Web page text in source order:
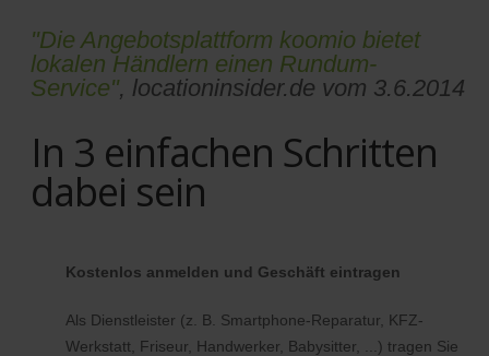
"Die Angebotsplattform koomio bietet
lokalen Händlern einen Rundum-
Service", locationinsider.de vom 3.6.2014
In 3 einfachen Schritten
dabei sein
Kostenlos anmelden und Geschäft eintragen
Als Dienstleister (z. B. Smartphone-Reparatur, KFZ-
Werkstatt, Friseur, Handwerker, Babysitter, ...) tragen Sie